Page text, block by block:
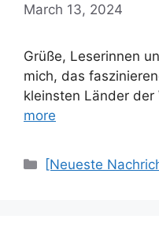
March 13, 2024
Grüße, Leserinnen
mich, das
kleinsten Länder
more
Categories
[Neueste